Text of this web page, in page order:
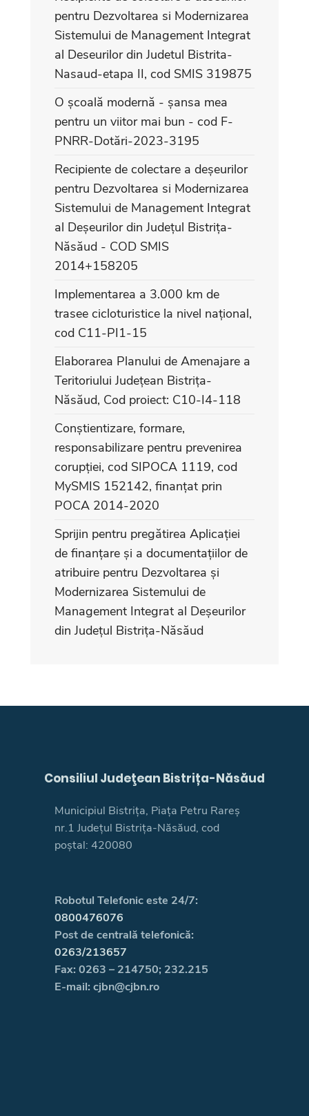
pentru Dezvoltarea si Modernizarea
Sistemului de Management Integrat
al Deseurilor din Judetul Bistrita-
Nasaud-etapa II, cod SMIS 319875
O școală modernă - șansa mea
pentru un viitor mai bun - cod F-
PNRR-Dotări-2023-3195
Recipiente de colectare a deșeurilor
pentru Dezvoltarea si Modernizarea
Sistemului de Management Integrat
al Deșeurilor din Județul Bistrița-
Năsăud - COD SMIS
2014+158205
Implementarea a 3.000 km de
trasee cicloturistice la nivel național,
cod C11-PI1-15
Elaborarea Planului de Amenajare a
Teritoriului Județean Bistrița-
Năsăud, Cod proiect: C10-I4-118
Conștientizare, formare,
responsabilizare pentru prevenirea
corupției, cod SIPOCA 1119, cod
MySMIS 152142, finanțat prin
POCA 2014-2020
Sprijin pentru pregătirea Aplicației
de finanțare și a documentațiilor de
atribuire pentru Dezvoltarea și
Modernizarea Sistemului de
Management Integrat al Deșeurilor
din Județul Bistrița-Năsăud
Consiliul Judeţean Bistrița-Năsăud
Municipiul Bistrița, Piața Petru Rareș
nr.1 Județul Bistrița-Năsăud, cod
poștal: 420080
Robotul Telefonic este 24/7:
0800476076
Post de centrală telefonică:
0263/213657
Fax: 0263 – 214750; 232.215
E-mail: cjbn@cjbn.ro